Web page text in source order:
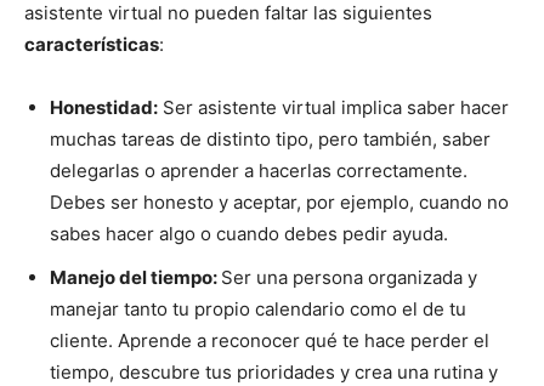
asistente virtual no pueden faltar las siguientes
características:
Honestidad: Ser asistente virtual implica saber hacer
muchas tareas de distinto tipo, pero también, saber
delegarlas o aprender a hacerlas correctamente.
Debes ser honesto y aceptar, por ejemplo, cuando no
sabes hacer algo o cuando debes pedir ayuda.
Manejo del tiempo: Ser una persona organizada y
manejar tanto tu propio calendario como el de tu
cliente. Aprende a reconocer qué te hace perder el
tiempo, descubre tus prioridades y crea una rutina y